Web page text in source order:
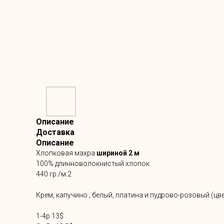
Описание
Доставка
Описание
Хлопковая махра шириной 2 м
100% длинноволокнистый хлопок
440 гр./м.2
Крем, капучино , белый, платина и пудрово-розовый
1-4р 13$